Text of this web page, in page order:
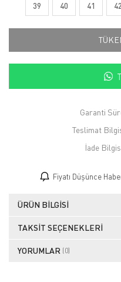
39 40 41 42
Garanti
Teslimat
İade
Fiyatı Düşünce
ÜRÜN BILGISI
TAKSIT SEÇENEKLERI
YORUMLAR (0)